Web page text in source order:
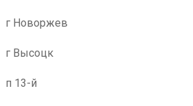
г Новоржев
г Высоцк
п 13-й